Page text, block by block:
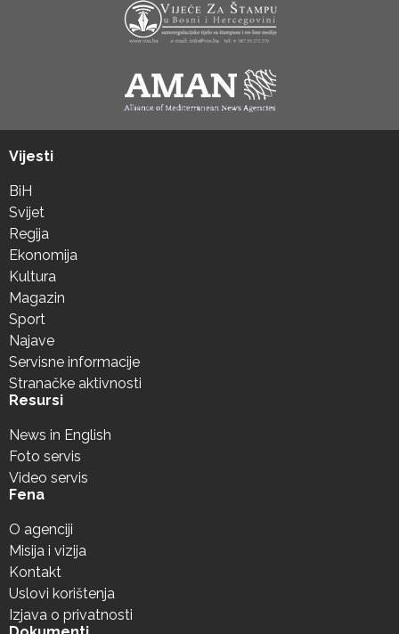
Vijesti
BiH
Svijet
Regija
Ekonomija
Kultura
Magazin
Sport
Najave
Servisne informacije
Stranačke aktivnosti
Resursi
News in English
Foto servis
Video servis
Fena
O agenciji
Misija i vizija
Kontakt
Uslovi korištenja
Izjava o privatnosti